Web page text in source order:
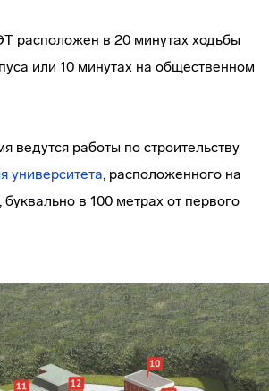
расположен в 20 минутах ходьбы
или 10 минутах на общественном
ведутся работы по строительству
университета, расположенного на
в 100 метрах от первого